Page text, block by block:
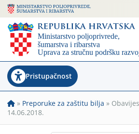
Pristupačnost
» Preporuke za zaštitu bilja »
14.06.2018.